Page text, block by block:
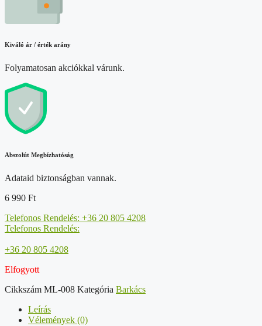
Kiváló ár / érték arány
Folyamatosan akciókkal várunk.
Abszolút Megbízhatóság
Adataid biztonságban vannak.
6 990 Ft
Telefonos Rendelés: +36 20 805 4208
Telefonos Rendelés:
+36 20 805 4208
Elfogyott
Cikkszám ML-008 Kategória Barkács
Leírás
Vélemények (0)